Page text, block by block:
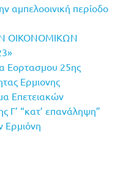
αμπελοοινική περίοδο
ΟΙΚΟΝΟΜΙΚΩΝ
Εορτασμου 25ης
Ερμιονης
Επετειακών
Γ’ “κατ’ επανάληψη”
Ερμιόνη